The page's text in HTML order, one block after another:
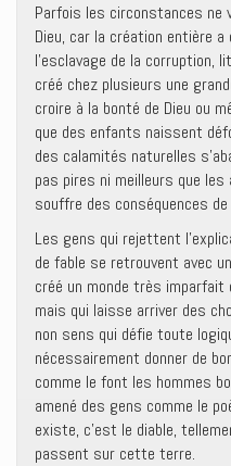
Parfois les circonstances ne
Dieu, car la création entière
l’esclavage de la corruption,
créé chez plusieurs une
croire à la bonté de Dieu ou
que des enfants naissent
des calamités naturelles
pas pires ni meilleurs que
souffre des conséquences de
Les gens qui rejettent
de fable se retrouvent avec
créé un monde très imparfait
mais qui laisse arriver des
non sens qui défie toute
nécessairement donner de
comme le font les hommes
amené des gens comme le
existe, c’est le diable,
passent sur cette terre.